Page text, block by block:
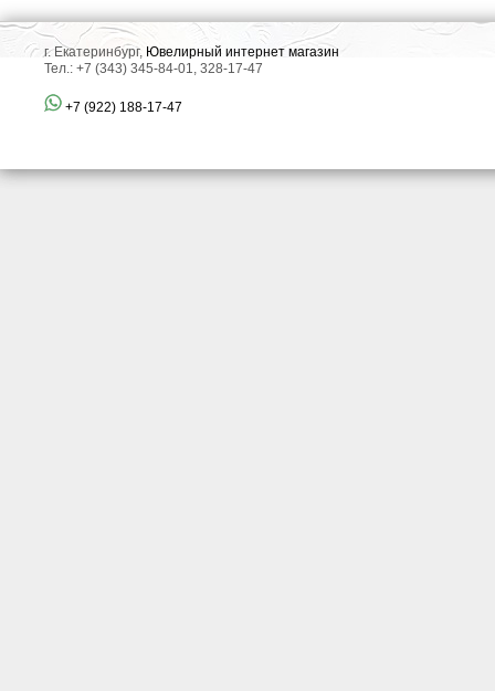
г. Екатеринбург, Ювелирный интернет магазин
Тел.: +7 (343) 345-84-01, 328-17-47
+7 (922) 188-17-47